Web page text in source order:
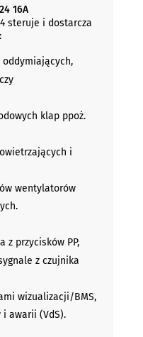
16A
steruje i dostarcza
klap ppoż.
i
wentylatorów
z przycisków PP,
z czujnika
wizualizacji/BMS,
awarii (VdS).